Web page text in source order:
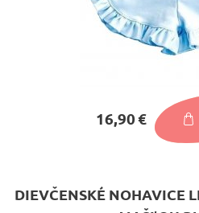
16,90 €
DIEVČENSKÉ NOHAVICE